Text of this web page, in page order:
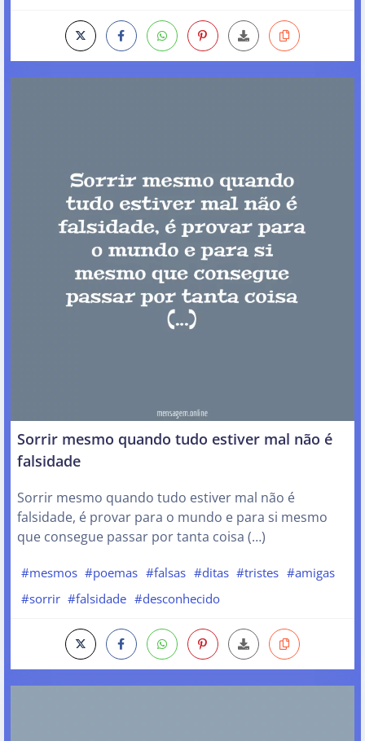
Sorrir mesmo quando tudo estiver mal não é
falsidade
Sorrir mesmo quando tudo estiver mal não é
falsidade, é provar para o mundo e para si mesmo
que consegue passar por tanta coisa (…)
#mesmos #poemas #falsas #ditas #tristes #amigas
#sorrir #falsidade #desconhecido